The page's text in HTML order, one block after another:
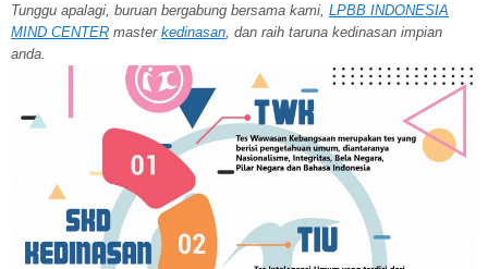
Tunggu apalagi, buruan bergabung bersama kami, LPBB INDONESIA
MIND CENTER master kedinasan , dan raih taruna kedinasan impian
anda.